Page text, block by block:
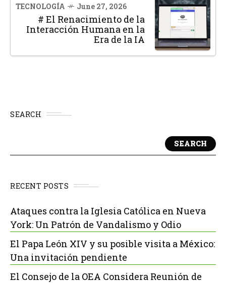
TECNOLOGÍA June 27, 2026
# El Renacimiento de la
Interacción Humana en la
Era de la IA
SEARCH
SEARCH
RECENT POSTS
Ataques contra la Iglesia Católica en Nueva
York: Un Patrón de Vandalismo y Odio
El Papa León XIV y su posible visita a México:
Una invitación pendiente
El Consejo de la OEA Considera Reunión de